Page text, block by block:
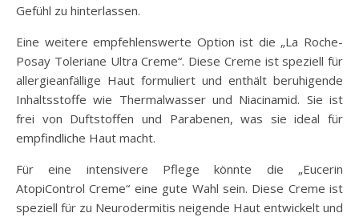
Gefühl zu hinterlassen.
Eine weitere empfehlenswerte Option ist die „La Roche-
Posay Toleriane Ultra Creme“. Diese Creme ist speziell für
allergieanfällige Haut formuliert und enthält beruhigende
Inhaltsstoffe wie Thermalwasser und Niacinamid. Sie ist
frei von Duftstoffen und Parabenen, was sie ideal für
empfindliche Haut macht.
Für eine intensivere Pflege könnte die „Eucerin
AtopiControl Creme“ eine gute Wahl sein. Diese Creme ist
speziell für zu Neurodermitis neigende Haut entwickelt und